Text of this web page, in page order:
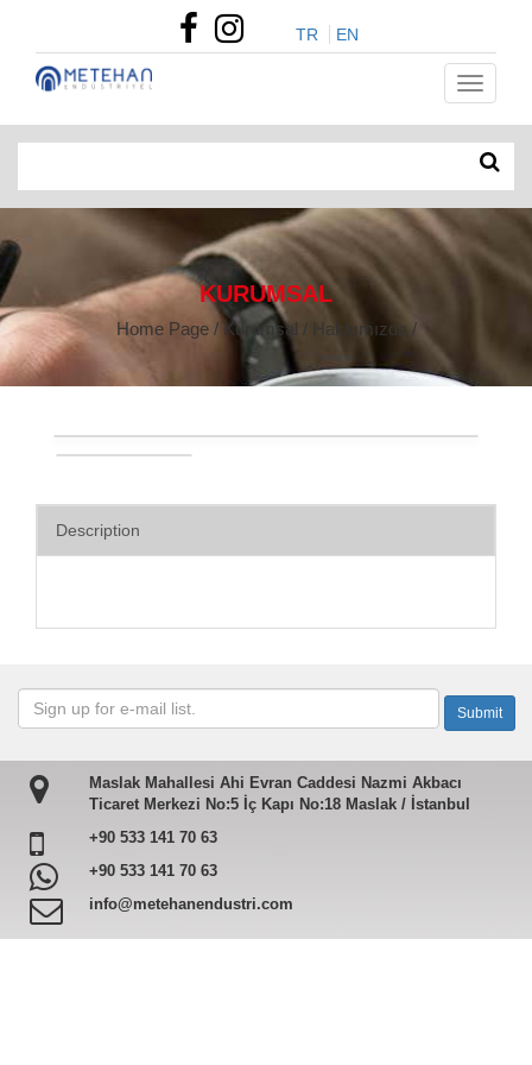
TR EN
KURUMSAL
Home Page / Kurumsal / Hakkımızda /
Description
Maslak Mahallesi Ahi Evran Caddesi Nazmi Akbacı
Ticaret Merkezi No:5 İç Kapı No:18 Maslak / İstanbul
+90 533 141 70 63
+90 533 141 70 63
info@metehanendustri.com